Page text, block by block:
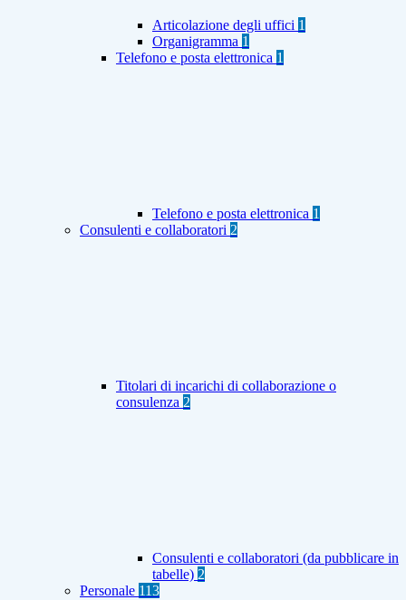
Articolazione degli uffici 1
Organigramma 1
Telefono e posta elettronica 1
Telefono e posta elettronica 1
Consulenti e collaboratori 2
Titolari di incarichi di collaborazione o
consulenza 2
Consulenti e collaboratori (da pubblicare in
tabelle) 2
Personale 113